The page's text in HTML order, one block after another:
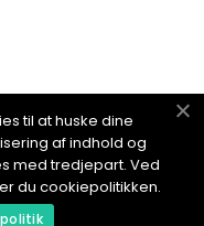
til at huske dine
af indhold og
med tredjepart. Ved
du cookiepolitikken.